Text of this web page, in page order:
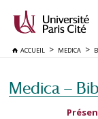
ACCUEIL MEDICA
Medica —